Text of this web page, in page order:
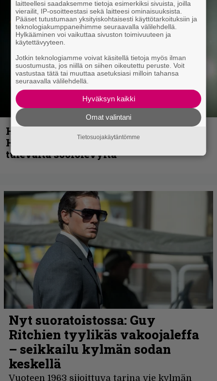
Helloween- ja Gamma Ray -mies Kai
Hansen julkaisi uuden maistiaisen
tulevalta soololevyltä
laitteellesi saadaksemme tietoja esimerkiksi sivuista, joilla
vierailit, IP-osoitteestasi sekä laitteesi ominaisuuksista.
Pääset tutustumaan yksityiskohtaisesti käyttötarkoituksiin ja
teknologiakumppaneihimme seuraavalla välilehdellä.
Hylkääminen voi vaikuttaa sivuston toimivuuteen ja
käytettävyyteen.
Jotkin teknologiamme voivat käsitellä tietoja myös ilman
suostumusta, jos niillä on siihen oikeutettu peruste. Voit
vastustaa tätä tai muuttaa asetuksiasi milloin tahansa
seuraavalla välilehdellä.
Hyväksyn kaikki
Omat valintani
Tietosuojakäytäntömme